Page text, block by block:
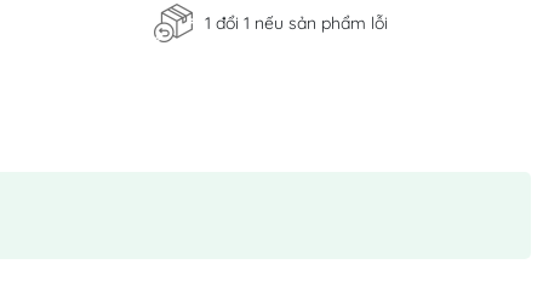
1 đổi 1 nếu sản phẩm lỗi